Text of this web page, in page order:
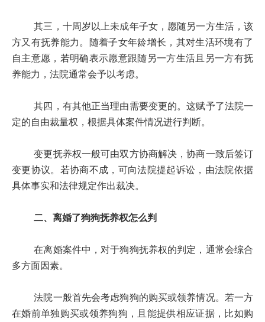
其三，十周岁以上未成年子女，愿随另一方生活，该
方又有抚养能力。随着子女年龄增长，其对生活环境有了
自主意愿，若明确表示愿意跟随另一方生活且另一方有抚
养能力，法院通常会予以考虑。
其四，有其他正当理由需要变更的。这赋予了法院一
定的自由裁量权，根据具体案件情况进行判断。
变更抚养权一般可由双方协商解决，协商一致后签订
变更协议。若协商不成，可向法院提起诉讼，由法院依据
具体事实和法律规定作出裁决。
二、离婚了狗狗抚养权怎么判
在离婚案件中，对于狗狗抚养权的判定，通常会综合
多方面因素。
法院一般首先会考虑狗狗的购买或领养情况。若一方
在婚前单独购买或领养狗狗，且能提供相应证据，比如购